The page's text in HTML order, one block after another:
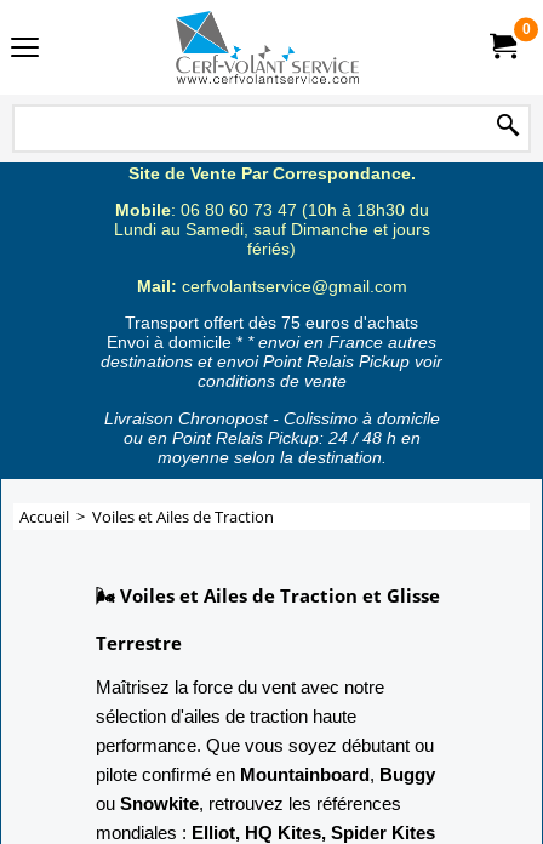
0
Site de Vente Par Correspondance.
Mobile: 06 80 60 73 47 (10h à 18h30 du
Lundi au Samedi, sauf Dimanche et jours
fériés)
Mail: cerfvolantservice@gmail.com
Transport offert dès 75 euros d'achats
Envoi à domicile * * envoi en France autres
destinations et envoi Point Relais Pickup voir
conditions de vente
Livraison Chronopost - Colissimo à domicile
ou en Point Relais Pickup: 24 / 48 h en
moyenne selon la destination.
Accueil > Voiles et Ailes de Traction
🌬️ Voiles et Ailes de Traction et Glisse
Terrestre
Maîtrisez la force du vent avec notre
sélection d'ailes de traction haute
performance. Que vous soyez débutant ou
pilote confirmé en Mountainboard, Buggy
ou Snowkite, retrouvez les références
mondiales : Elliot, HQ Kites, Spider Kites